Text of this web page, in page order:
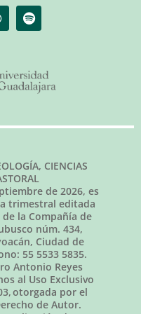
CIENCIAS
de 2026, es
trimestral editada
la Compañía de
núm. 434,
Ciudad de
55 5533 5835.
Antonio Reyes
al Uso Exclusivo
otorgada por el
de Autor.